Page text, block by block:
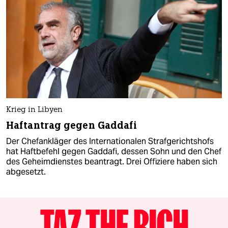
Krieg in Libyen
Haftantrag gegen Gaddafi
Der Chefankläger des Internationalen Strafgerichtshofs
hat Haftbefehl gegen Gaddafi, dessen Sohn und den Chef
des Geheimdienstes beantragt. Drei Offiziere haben sich
abgesetzt.